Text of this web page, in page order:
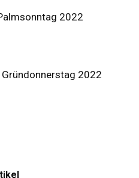
2022
Gründonnerstag 2022